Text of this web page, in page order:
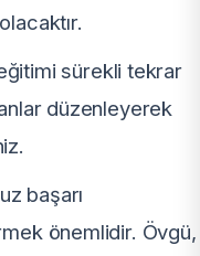
sürekli tekrar
düzenleyerek
başarı
önemlidir. Övgü,